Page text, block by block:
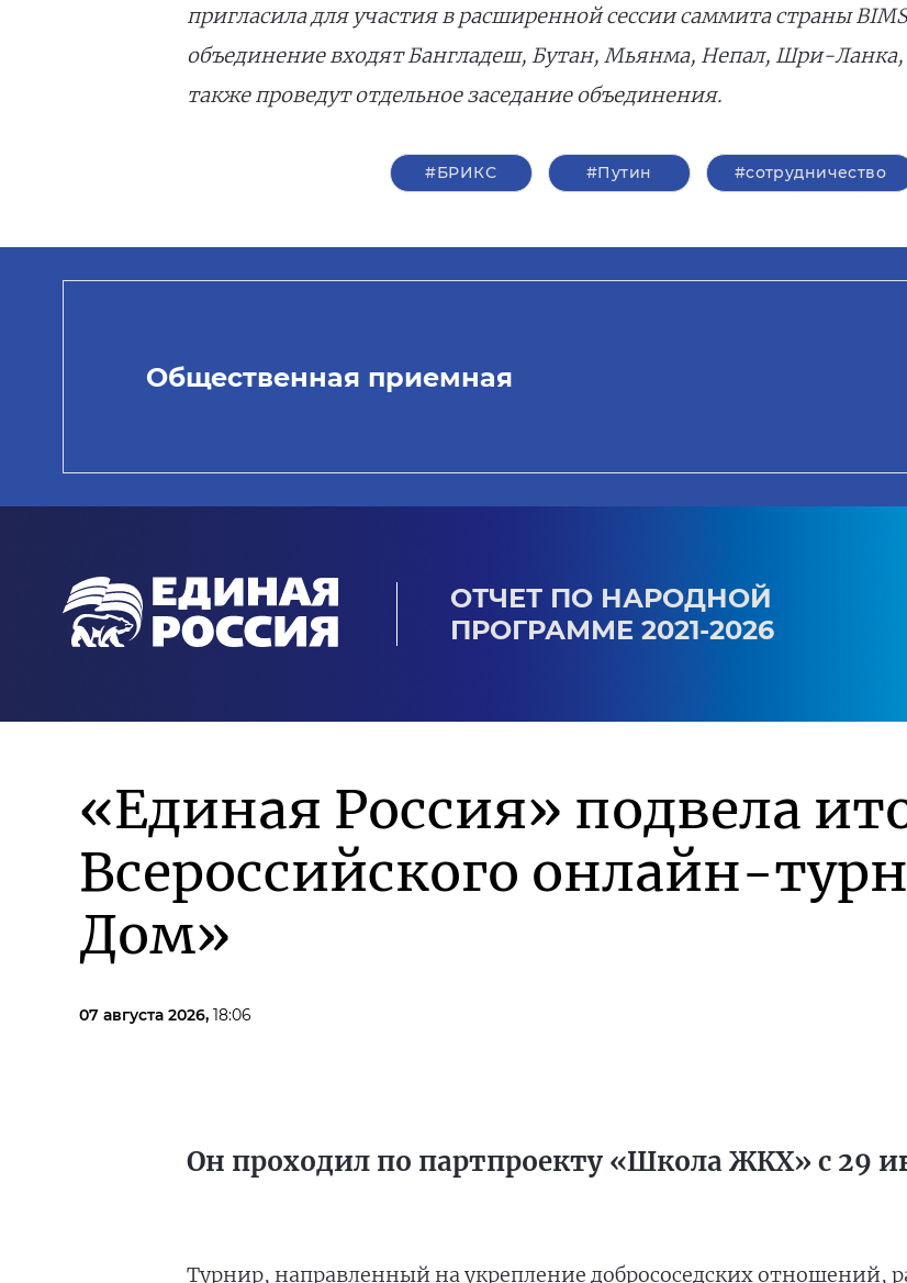
пригласила для участия в расширенной сессии саммита страны
объединение входят Бангладеш, Бутан, Мьянма, Непал, Шри-Ланка,
также проведут отдельное заседание объединения.
#БРИКС #Путин #сотрудничество
Общественная приемная
ОТЧЕТ ПО НАРОДНОЙ
ПРОГРАММЕ 2021-2026
«Единая Россия» подвела
Всероссийского онлайн-
Дом»
07 августа 2026, 18:06
Он проходил по партпроекту «Школа ЖКХ» с 29
Турнир, направленный на укрепление добрососедских отношений,